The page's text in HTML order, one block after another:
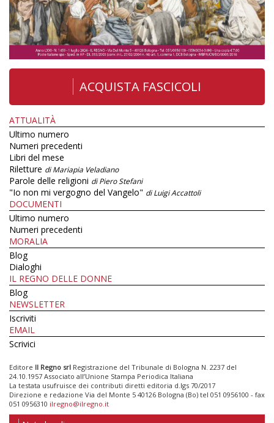
ACQUISTA FASCICOLI
ATTUALITÀ
Ultimo numero
Numeri precedenti
Libri del mese
Riletture di Mariapia Veladiano
Parole delle religioni di Piero Stefani
"Io non mi vergogno del Vangelo" di Luigi Accattoli
DOCUMENTI
Ultimo numero
Numeri precedenti
MORALIA
Blog
Dialoghi
IL REGNO DELLE DONNE
Blog
NEWSLETTER
Iscriviti
EMAIL
Scrivici
Editore Il Regno srl Registrazione del Tribunale di Bologna N. 2237 del
24.10.1957 Associato all’Unione Stampa Periodica Italiana
La testata usufruisce dei contributi diretti editoria d.lgs 70/2017
Direzione e redazione Via del Monte 5 40126 Bologna (Bo) tel 051 0956100 - fax
051 0956310 ilregno@ilregno.it